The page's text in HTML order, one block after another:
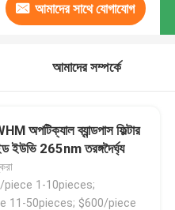
আমাদের সাথে যোগাযোগ
আমাদের সম্পর্কে
অপটিক্যাল ব্যান্ডপাস ফিল্টার
ইউভি 265nm তরঙ্গদৈর্ঘ্য
piece 1-10pieces;
11-50pieces; $600/piece